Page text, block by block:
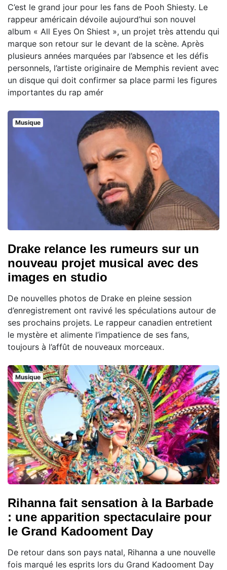
C’est le grand jour pour les fans de Pooh Shiesty. Le
rappeur américain dévoile aujourd’hui son nouvel
album « All Eyes On Shiest », un projet très attendu qui
marque son retour sur le devant de la scène. Après
plusieurs années marquées par l’absence et les défis
personnels, l’artiste originaire de Memphis revient avec
un disque qui doit confirmer sa place parmi les figures
importantes du rap amér
Musique
Drake relance les rumeurs sur un
nouveau projet musical avec des
images en studio
De nouvelles photos de Drake en pleine session
d’enregistrement ont ravivé les spéculations autour de
ses prochains projets. Le rappeur canadien entretient
le mystère et alimente l’impatience de ses fans,
toujours à l’affût de nouveaux morceaux.
Musique
Rihanna fait sensation à la Barbade
: une apparition spectaculaire pour
le Grand Kadooment Day
De retour dans son pays natal, Rihanna a une nouvelle
fois marqué les esprits lors du Grand Kadooment Day